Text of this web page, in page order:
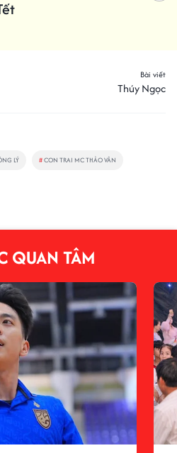
Bài viết
Thúy Ngọc
LÝ #CON TRAI MC THẢO VÂN
QUAN TÂM